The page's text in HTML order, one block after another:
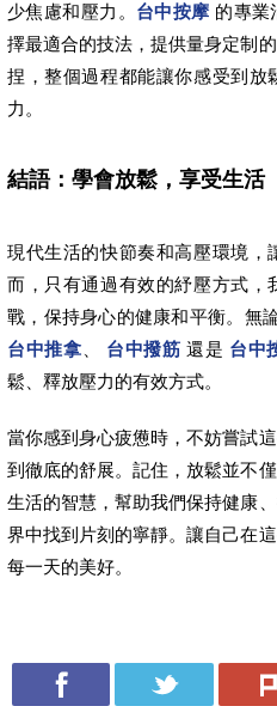
少焦慮和壓力。 台中按摩 的專業
擇最適合的技法，提供量身定制
捏，整個過程都能讓你感受到放
力。
結語：學會放鬆，享受生活
現代生活的快節奏和高壓環境，
而，只有通過有效的紓壓方式，
戰，保持身心的健康和平衡。無
台中推拿
台中撥筋 還是 台中
鬆、釋放壓力的有效方式。
當你感到身心疲憊時，不妨嘗試
到徹底的舒展。記住，放鬆並不
生活的智慧，幫助我們保持健康
界中找到片刻的寧靜。讓自己在
每一天的美好。